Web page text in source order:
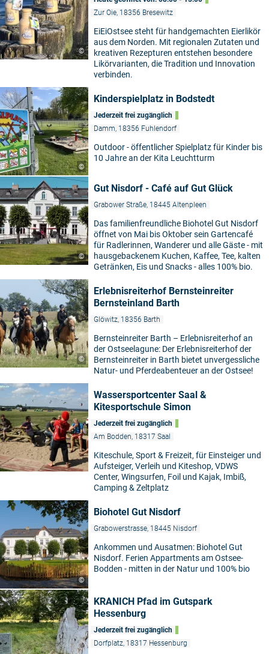
©
Zur Oie, 18356 Bresewitz
EiEiOstsee steht für handgemachten Eierlikör
aus dem Norden. Mit regionalen Zutaten und
kreativen Rezepturen entstehen besondere
Likörvarianten, die Tradition und Innovation
verbinden.
©
Kinderspielplatz in Bodstedt
Jederzeit frei zugänglich
Damm, 18356 Fuhlendorf
Outdoor - öffentlicher Spielplatz für Kinder bis
10 Jahre an der Kita Leuchtturm
©
Gut Nisdorf - Café auf Gut Glück
Grabower Straße, 18445 Altenpleen
Das familienfreundliche Biohotel Gut Nisdorf
öffnet von Mai bis Oktober sein Gartencafé
für Radlerinnen, Wanderer und alle Gäste - mit
hausgebackenem Kuchen, Kaffee, Tee, kalten
Getränken, Eis und Snacks - alles 100% bio.
©
Erlebnisreiterhof Bernsteinreiter
Bernsteinland Barth
Glöwitz, 18356 Barth
Bernsteinreiter Barth – Erlebnisreiterhof an
der Ostseelagune: Der Erlebnisreiterhof der
Bernsteinreiter in Barth bietet unvergessliche
Natur- und Pferdeabenteuer an der Ostsee!
Wassersportcenter Saal &
Kitesportschule Simon
Jederzeit frei zugänglich
Am Bodden, 18317 Saal
Kiteschule, Sport & Freizeit, für Einsteiger und
Aufsteiger, Verleih und Kiteshop, VDWS
Center, Wingsurfen, Foil und Kajak, Imbiß,
Camping & Zeltplatz
©
Biohotel Gut Nisdorf
Grabowerstrasse, 18445 Nisdorf
Ankommen und Ausatmen: Biohotel Gut
Nisdorf. Ferien Appartments am Ostsee-
Bodden - mitten in der Natur und 100% bio
KRANICH Pfad im Gutspark
Hessenburg
Jederzeit frei zugänglich
Dorfplatz, 18317 Hessenburg